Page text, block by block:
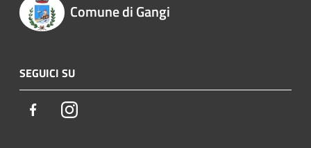
Comune di Gangi
SEGUICI SU
FacebookInstagram